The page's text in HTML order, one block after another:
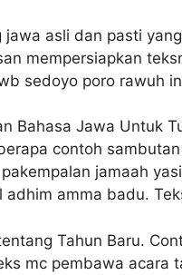
jawa asli dan pasti
mempersiapkan
sedoyo poro rawuh
Bahasa Jawa Untuk
contoh
jamaah
adhim amma badu.
Tahun Baru.
mc pembawa acara